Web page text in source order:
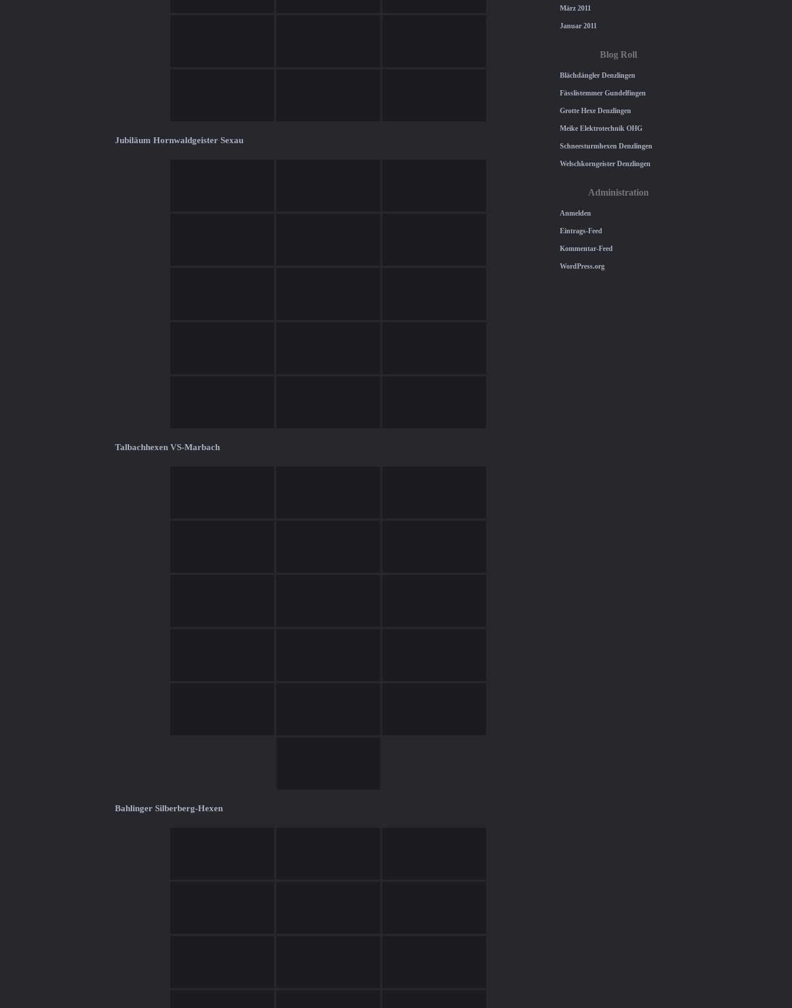
Jubiläum Hornwaldgeister Sexau
Talbachhexen VS-Marbach
Bahlinger Silberberg-Hexen
März 2011
Januar 2011
Blog Roll
Blächdängler Denzlingen
Fässlistemmer Gundelfingen
Grotte Hexe Denzlingen
Meike Elektrotechnik OHG
Schneesturmhexen Denzlingen
Welschkorngeister Denzlingen
Administration
Anmelden
Eintrags-Feed
Kommentar-Feed
WordPress.org